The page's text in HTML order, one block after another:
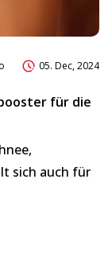
05. Dec, 2024
für die
sich auch für